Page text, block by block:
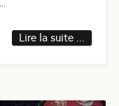
Lire la suite ...